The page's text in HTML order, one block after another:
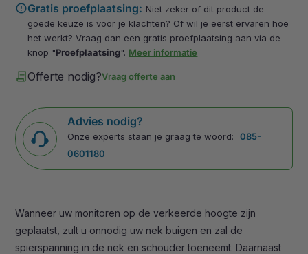
errorGratis proefplaatsing: Niet zeker of dit product de
goede keuze is voor je klachten? Of wil je eerst ervaren hoe
het werkt? Vraag dan een gratis proefplaatsing aan via de
knop "Proefplaatsing". Meer informatie
contractOfferte nodig?Vraag offerte aan
Advies nodig?
Onze experts staan je graag te woord:
085-
0601180
Wanneer uw monitoren op de verkeerde hoogte zijn
geplaatst, zult u onnodig uw nek buigen en zal de
spierspanning in de nek en schouder toeneemt. Daarnaast